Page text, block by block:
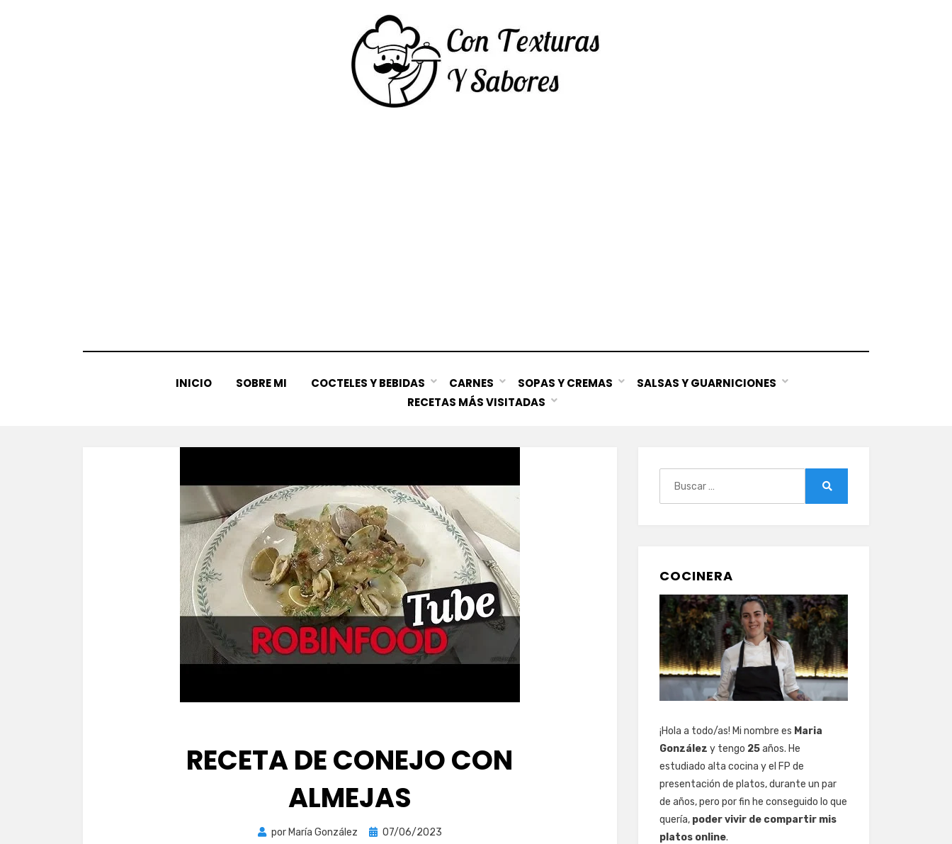
INICIO SOBRE MI COCTELES Y BEBIDAS CARNES SOPAS Y CREMAS
SALSAS Y GUARNICIONES
RECETAS MÁS VISITADAS
RECETA DE CONEJO CON
ALMEJAS
por María González
Publicada
07/06/2023
COCINERA
¡Hola a todo/as! Mi nombre es Maria
González y tengo 25años. He
estudiado alta cocina y el FP de
presentación de platos, durante un par
de años, pero por fin he conseguido lo que
quería, poder vivir de compartir mis
platos online.